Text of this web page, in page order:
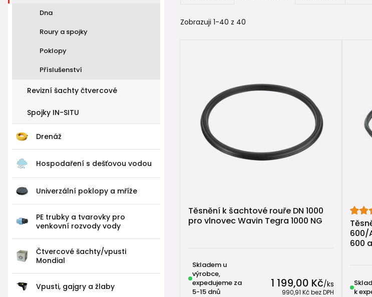
Dna
Roury a spojky
Poklopy
Příslušenství
Revizní šachty čtvercové
Spojky IN-SITU
Drenáž
Hospodaření s dešťovou vodou
Univerzální poklopy a mříže
PE trubky a tvarovky pro
venkovní rozvody vody
Čtvercové šachty/vpusti
Mondial
Vpusti, gajgry a žlaby
Zobrazuji 1-40 z 40
Těsnění k šachtové rouře DN 1000
pro vlnovec Wavin Tegra 1000 NG
1 199,00 Kč/ks
990,91 Kčbez DPH
Skladem u
výrobce,
expedujeme za
5-15 dnů
600/
600
k